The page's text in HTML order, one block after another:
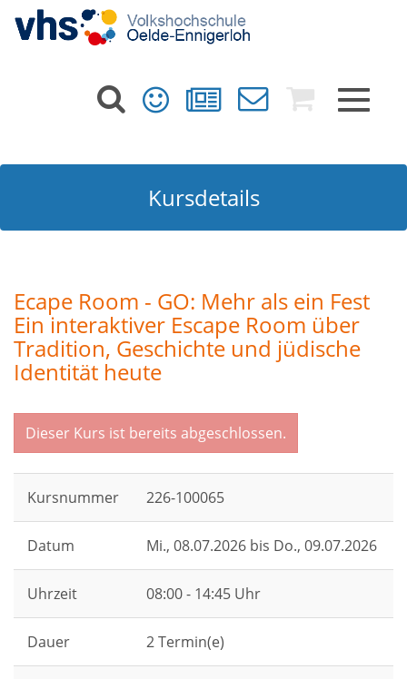
Toggle
Kursdetails
Ecape Room - GO: Mehr als ein Fest
Ein interaktiver Escape Room über
Tradition, Geschichte und jüdische
Identität heute
Dieser Kurs ist bereits abgeschlossen.
Kursnummer 226-100065
Datum Mi., 08.07.2026 bis Do., 09.07.2026
Uhrzeit 08:00 - 14:45 Uhr
Dauer 2 Termin(e)